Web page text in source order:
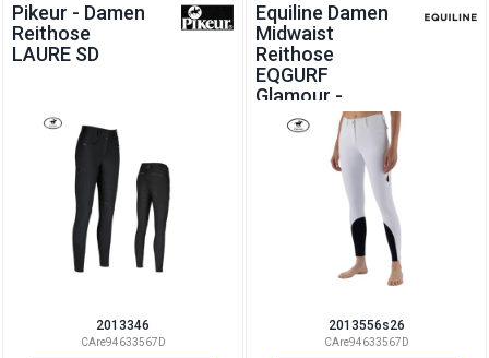
Pikeur - Damen
Reithose
LAURE SD
2013346
CAre94633567D
Equiline Damen
Midwaist
Reithose
EQGURF
Glamour -
SUMMER 2026
2013556s26
CAre94633567D